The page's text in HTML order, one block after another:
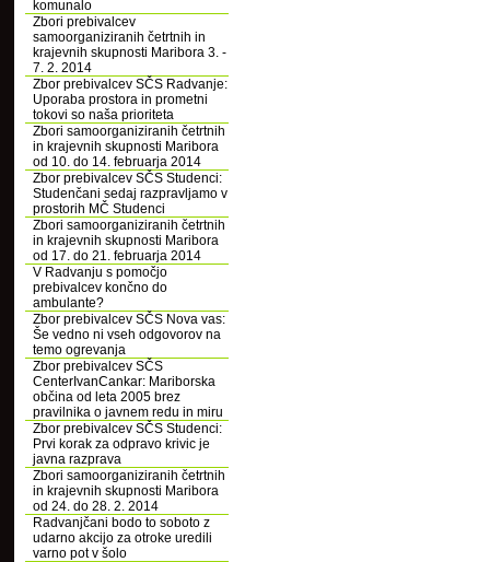
komunalo
Zbori prebivalcev
samoorganiziranih četrtnih in
krajevnih skupnosti Maribora 3. -
7. 2. 2014
Zbor prebivalcev SČS Radvanje:
Uporaba prostora in prometni
tokovi so naša prioriteta
Zbori samoorganiziranih četrtnih
in krajevnih skupnosti Maribora
od 10. do 14. februarja 2014
Zbor prebivalcev SČS Studenci:
Studenčani sedaj razpravljamo v
prostorih MČ Studenci
Zbori samoorganiziranih četrtnih
in krajevnih skupnosti Maribora
od 17. do 21. februarja 2014
V Radvanju s pomočjo
prebivalcev končno do
ambulante?
Zbor prebivalcev SČS Nova vas:
Še vedno ni vseh odgovorov na
temo ogrevanja
Zbor prebivalcev SČS
CenterIvanCankar: Mariborska
občina od leta 2005 brez
pravilnika o javnem redu in miru
Zbor prebivalcev SČS Studenci:
Prvi korak za odpravo krivic je
javna razprava
Zbori samoorganiziranih četrtnih
in krajevnih skupnosti Maribora
od 24. do 28. 2. 2014
Radvanjčani bodo to soboto z
udarno akcijo za otroke uredili
varno pot v šolo